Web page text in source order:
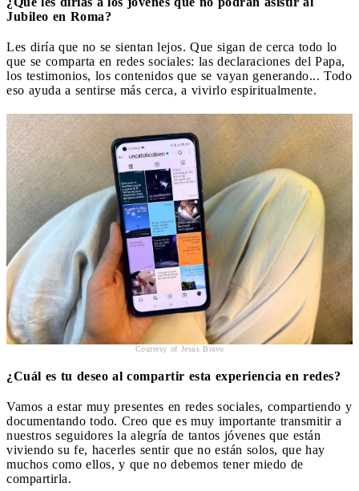
Jubileo en Roma?
Les diría que no se sientan lejos. Que sigan de cerca todo lo
que se comparta en redes sociales: las declaraciones del Papa,
los testimonios, los contenidos que se vayan generando... Todo
eso ayuda a sentirse más cerca, a vivirlo espiritualmente.
Courtesy of Jesús Bravo
¿Cuál es tu deseo al compartir esta experiencia en redes?
Vamos a estar muy presentes en redes sociales, compartiendo y
documentando todo. Creo que es muy importante transmitir a
nuestros seguidores la alegría de tantos jóvenes que están
viviendo su fe, hacerles sentir que no están solos, que hay
muchos como ellos, y que no debemos tener miedo de
compartirla.